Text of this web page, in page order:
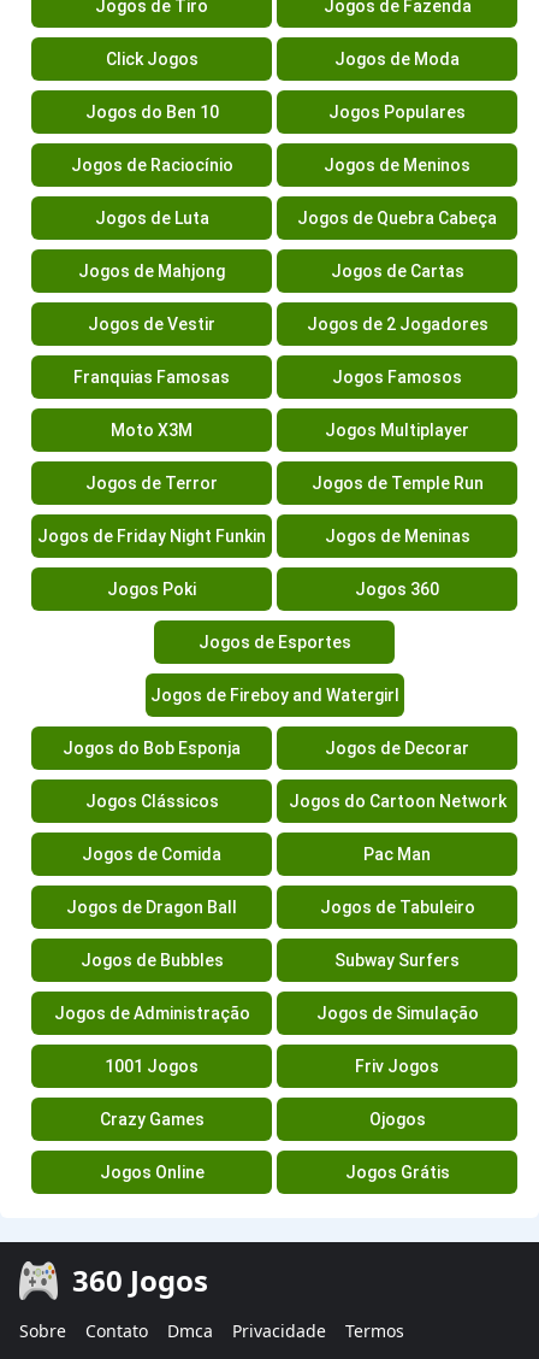
Jogos de Tiro Jogos de Fazenda
Click Jogos Jogos de Moda
Jogos do Ben 10 Jogos Populares
Jogos de Raciocínio Jogos de Meninos
Jogos de Luta Jogos de Quebra Cabeça
Jogos de Mahjong Jogos de Cartas
Jogos de Vestir Jogos de 2 Jogadores
Franquias Famosas Jogos Famosos
Moto X3M Jogos Multiplayer
Jogos de Terror Jogos de Temple Run
Jogos de Friday Night Funkin Jogos de Meninas
Jogos Poki Jogos 360
Jogos de Esportes
Jogos de Fireboy and Watergirl
Jogos do Bob Esponja Jogos de Decorar
Jogos Clássicos Jogos do Cartoon Network
Jogos de Comida Pac Man
Jogos de Dragon Ball Jogos de Tabuleiro
Jogos de Bubbles Subway Surfers
Jogos de Administração Jogos de Simulação
1001 Jogos Friv Jogos
Crazy Games Ojogos
Jogos Online Jogos Grátis
360 Jogos
Sobre Contato Dmca Privacidade Termos